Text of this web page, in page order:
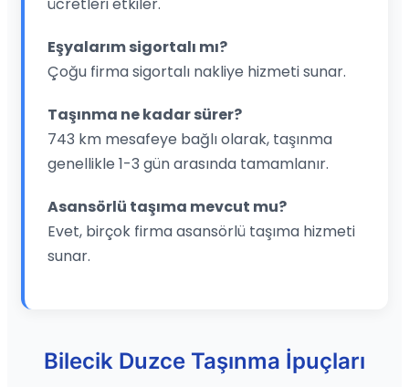
Eşyalarım sigortalı mı?
Çoğu firma sigortalı nakliye hizmeti sunar.
Taşınma ne kadar sürer?
743 km mesafeye bağlı olarak, taşınma
genellikle 1-3 gün arasında tamamlanır.
Asansörlü taşıma mevcut mu?
Evet, birçok firma asansörlü taşıma hizmeti
sunar.
Bilecik Duzce Taşınma İpuçları